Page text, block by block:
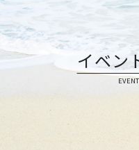
イベン